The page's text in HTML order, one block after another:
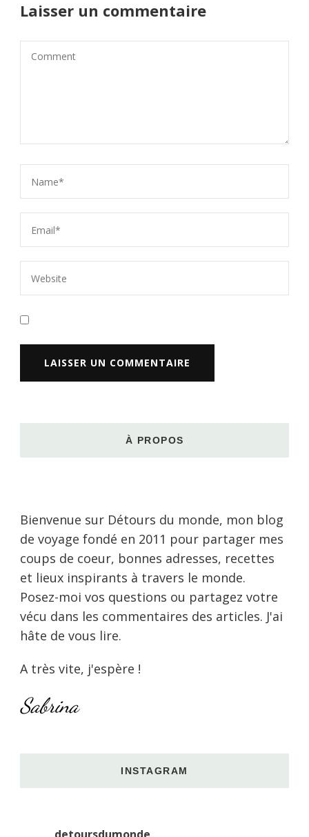
Laisser un commentaire
À PROPOS
Bienvenue sur Détours du monde, mon blog
de voyage fondé en 2011 pour partager mes
coups de coeur, bonnes adresses, recettes
et lieux inspirants à travers le monde.
Posez-moi vos questions ou partagez votre
vécu dans les commentaires des articles. J'ai
hâte de vous lire.
A très vite, j'espère !
Sabrina
INSTAGRAM